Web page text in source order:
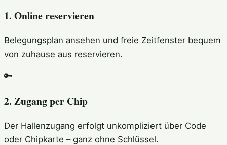
1. Online reservieren
Belegungsplan ansehen und freie Zeitfenster bequem
von zuhause aus reservieren.
🔑
2. Zugang per Chip
Der Hallenzugang erfolgt unkompliziert über Code
oder Chipkarte – ganz ohne Schlüssel.